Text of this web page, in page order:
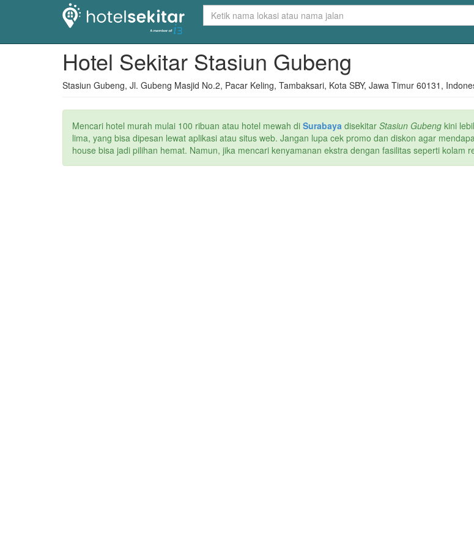
Hotel Sekitar Stasiun Gubeng
Stasiun Gubeng, Jl. Gubeng Masjid No.2, Pacar Keling, Tambaksari, Kota SBY, Jawa Timur 60131,
Mencari hotel murah mulai 100 ribuan atau hotel mewah di Surabaya disekitar Stasiun Gubeng kini
lima, yang bisa dipesan lewat aplikasi atau situs web. Jangan lupa cek promo dan diskon agar
house bisa jadi pilihan hemat. Namun, jika mencari kenyamanan ekstra dengan fasilitas seperti kolam